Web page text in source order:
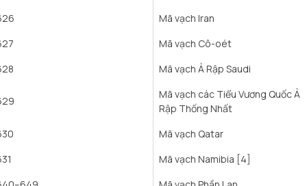
Mã vạch Iran
Mã vạch Cô-oét
Mã vạch Ả Rập Saudi
Mã vạch các Tiểu Vương Quốc Ả
Rập Thống Nhất
Mã vạch Qatar
Mã vạch Namibia [4]